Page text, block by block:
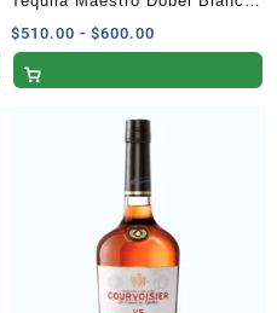
700 ml
$510.00 - $600.00
de